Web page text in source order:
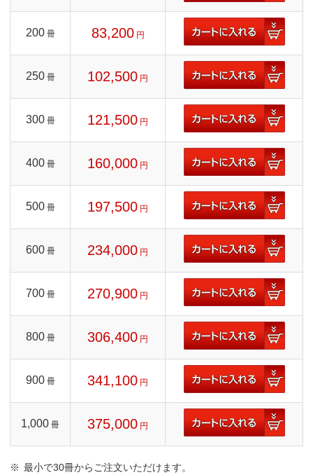
200 冊 83,200 円
250 冊 102,500 円
300 冊 121,500 円
400 冊 160,000 円
500 冊 197,500 円
600 冊 234,000 円
700 冊 270,900 円
800 冊 306,400 円
900 冊 341,100 円
1,000 冊 375,000 円
最小で30冊からご注文いただけます。